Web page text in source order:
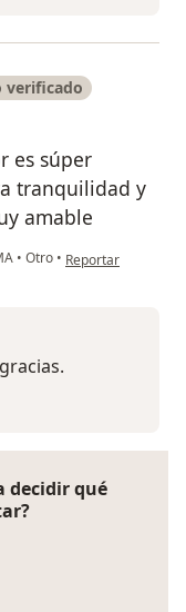
verificado
es súper
tranquilidad y
amable
• Otro • en opinión del
Reportar
decidir qué